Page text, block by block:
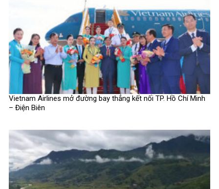
Vietnam Airlines mở đường bay thẳng kết nối TP. Hồ Chí Minh
– Điện Biên